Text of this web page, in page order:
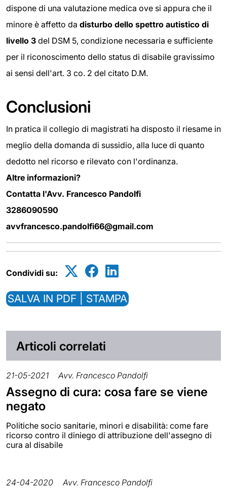
dispone di una valutazione medica ove si appura che il
minore è affetto da disturbo dello spettro autistico di
livello 3 del DSM 5, condizione necessaria e sufficiente
per il riconoscimento dello status di disabile gravissimo
ai sensi dell'art. 3 co. 2 del citato D.M.
Conclusioni
In pratica il collegio di magistrati ha disposto il riesame in
meglio della domanda di sussidio, alla luce di quanto
dedotto nel ricorso e rilevato con l'ordinanza.
Altre informazioni?
Contatta l'Avv. Francesco Pandolfi
3286090590
avvfrancesco.pandolfi66@gmail.com
Condividi su:
SALVA IN PDF | STAMPA
Articoli correlati
21-05-2021 Avv. Francesco Pandolfi
Assegno di cura: cosa fare se viene
negato
Politiche socio sanitarie, minori e disabilità: come fare
ricorso contro il diniego di attribuzione dell'assegno di
cura al disabile
24-04-2020 Avv. Francesco Pandolfi